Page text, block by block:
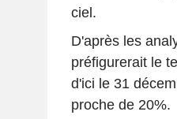
ciel.
D'après les
préfigurerait le
d'ici le 31
proche de 20%.